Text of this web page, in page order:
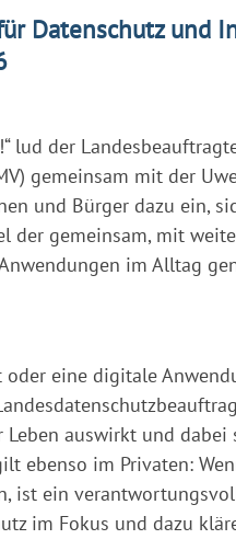
Datenschutz und
lud der
gemeinsam mit der
und Bürger dazu ein,
gemeinsam, mit
im Alltag
eine digitale
auswirkt und dabei
ebenso im Privaten:
ist ein
im Fokus und dazu